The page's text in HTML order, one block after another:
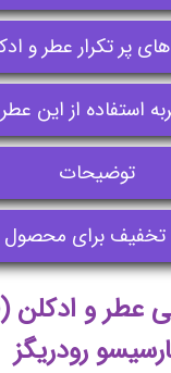
پر تکرار عطر و
استفاده از این عطر
توضیحات
تخفیف برای محصول